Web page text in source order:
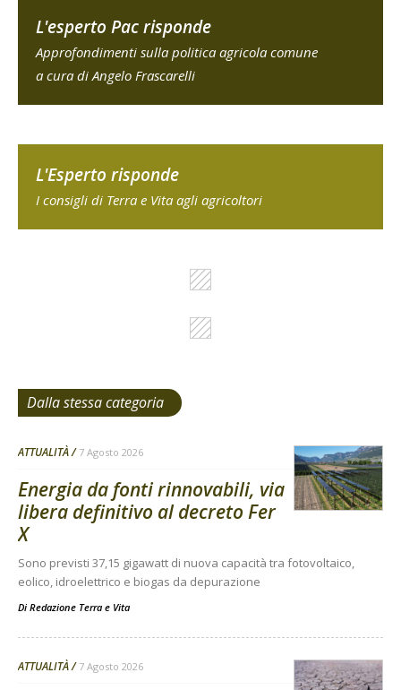
L'esperto Pac risponde
Approfondimenti sulla politica agricola comune
a cura di Angelo Frascarelli
L'Esperto risponde
I consigli di Terra e Vita agli agricoltori
Dalla stessa categoria
ATTUALITÀ 7 Agosto 2026
Energia da fonti rinnovabili, via
libera definitivo al decreto Fer
X
Sono previsti 37,15 gigawatt di nuova capacità tra fotovoltaico,
eolico, idroelettrico e biogas da depurazione
Di Redazione Terra e Vita
ATTUALITÀ 7 Agosto 2026